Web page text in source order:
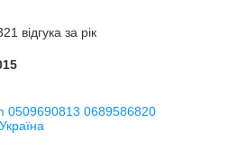
відгука за рік
0509690813 0689586820